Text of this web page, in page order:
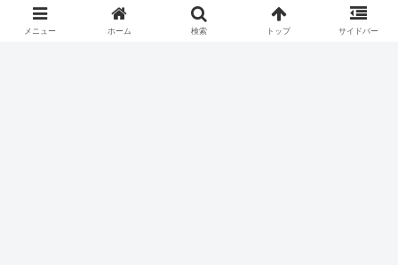
メニュー ホーム 検索 トップ サイドバー